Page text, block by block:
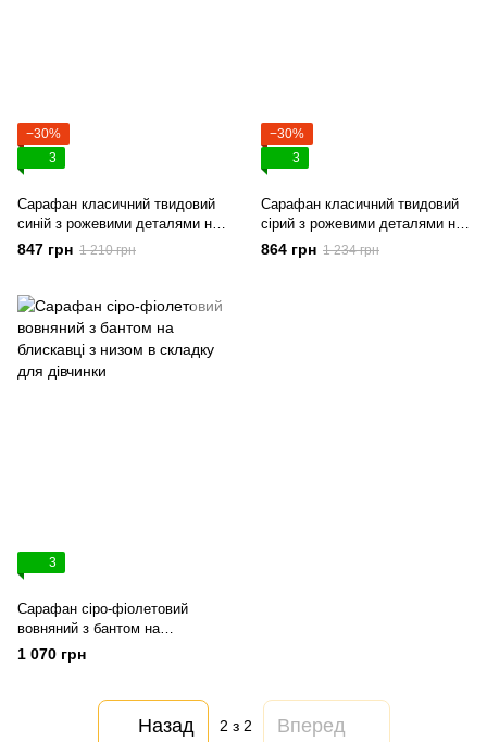
−30%
3
Сарафан класичний твидовий
синій з рожевими деталями на
блискавці для дівчинки
847 грн 1 210 грн
−30%
3
Сарафан класичний твидовий
сірий з рожевими деталями на
блискавці для дівчинки
864 грн 1 234 грн
3
Сарафан сіро-фіолетовий
вовняний з бантом на
блискавці з низом в складку
для дівчинки
1 070 грн
Назад 2 з 2 Вперед